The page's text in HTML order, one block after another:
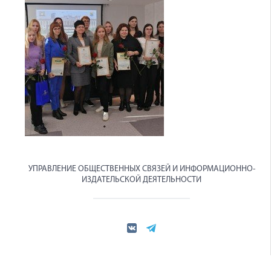
УПРАВЛЕНИЕ ОБЩЕСТВЕННЫХ СВЯЗЕЙ И ИНФОРМАЦИОННО-
ИЗДАТЕЛЬСКОЙ ДЕЯТЕЛЬНОСТИ